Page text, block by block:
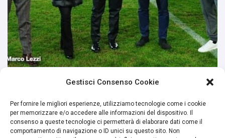
Gestisci Consenso Cookie
Per fornire le migliori esperienze, utilizziamo tecnologie come i cookie
per memorizzare e/o accedere alle informazioni del dispositivo. Il
consenso a queste tecnologie ci permetterà di elaborare dati come il
comportamento di navigazione o ID unici su questo sito. Non